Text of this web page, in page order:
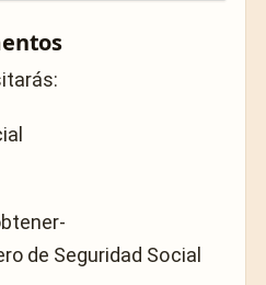
de Seguridad Social